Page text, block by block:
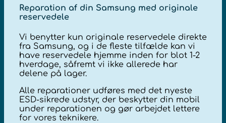
Reparation af din Samsung med originale
reservedele
Vi benytter kun originale reservedele direkte
fra Samsung, og i de fleste tilfælde kan vi
have reservedele hjemme inden for blot 1-2
hverdage, såfremt vi ikke allerede har
delene på lager.
Alle reparationer udføres med det nyeste
ESD-sikrede udstyr, der beskytter din mobil
under reparationen og gør arbejdet lettere
for vores teknikere.